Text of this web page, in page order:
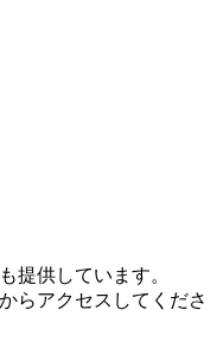
提供しています。
らアクセスしてくださ